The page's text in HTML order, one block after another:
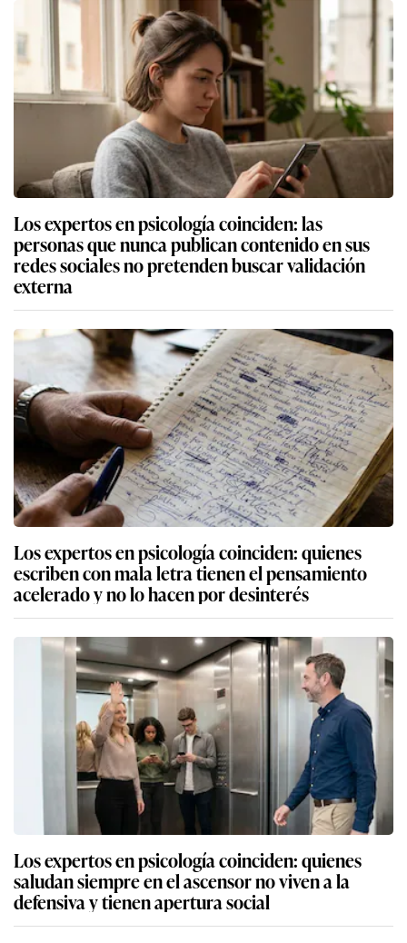
Los expertos en psicología coinciden: las
personas que nunca publican contenido en sus
redes sociales no pretenden buscar validación
externa
Los expertos en psicología coinciden: quienes
escriben con mala letra tienen el pensamiento
acelerado y no lo hacen por desinterés
Los expertos en psicología coinciden: quienes
saludan siempre en el ascensor no viven a la
defensiva y tienen apertura social